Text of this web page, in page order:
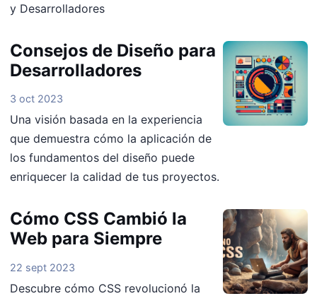
y Desarrolladores
Consejos de Diseño para
Desarrolladores
3 oct 2023
Una visión basada en la experiencia
que demuestra cómo la aplicación de
los fundamentos del diseño puede
enriquecer la calidad de tus proyectos.
Cómo CSS Cambió la
Web para Siempre
22 sept 2023
Descubre cómo CSS revolucionó la